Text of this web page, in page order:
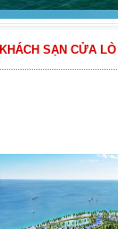
KHÁCH SẠN CỬA LÒ